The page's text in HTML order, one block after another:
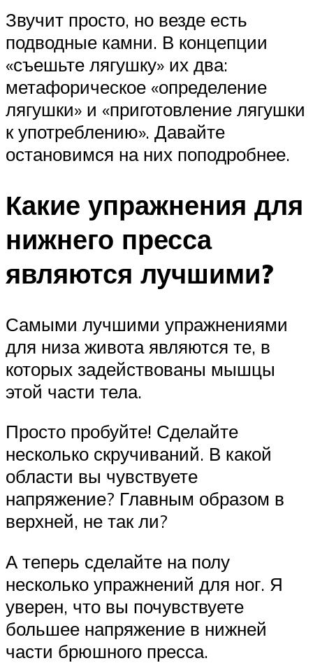
Звучит просто, но везде есть
подводные камни. В концепции
«съешьте лягушку» их два:
метафорическое «определение
лягушки» и «приготовление лягушки
к употреблению». Давайте
остановимся на них поподробнее.
Какие упражнения для
нижнего пресса
являются лучшими?
Самыми лучшими упражнениями
для низа живота являются те, в
которых задействованы мышцы
этой части тела.
Просто пробуйте! Сделайте
несколько скручиваний. В какой
области вы чувствуете
напряжение? Главным образом в
верхней, не так ли?
А теперь сделайте на полу
несколько упражнений для ног. Я
уверен, что вы почувствуете
большее напряжение в нижней
части брюшного пресса.